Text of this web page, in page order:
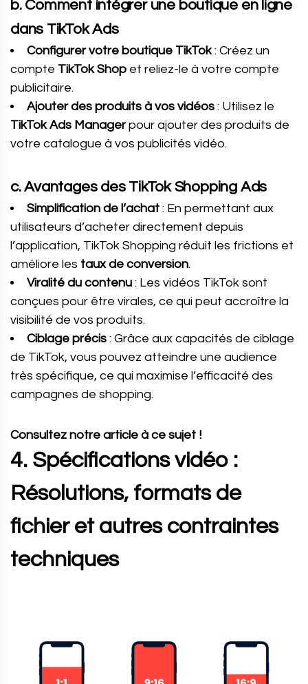
b. Comment intégrer une boutique en ligne
dans TikTok Ads
Configurer votre boutique TikTok: Créez un
compte TikTok Shop et reliez-le à votre compte
publicitaire.
Ajouter des produits à vos vidéos : Utilisez le
TikTok Ads Managerpour ajouter des produits de
votre catalogue à vos publicités vidéo.
c. Avantages des TikTok Shopping Ads
Simplification de l’achat : En permettant aux
utilisateurs d’acheter directement depuis
l’application, TikTok Shopping réduit les frictions et
améliore les taux de conversion.
Viralité du contenu : Les vidéos TikTok sont
conçues pour être virales, ce qui peut accroître la
visibilité de vos produits.
Ciblage précis : Grâce aux capacités de ciblage
de TikTok, vous pouvez atteindre une audience
très spécifique, ce qui maximise l’efficacité des
campagnes de shopping.
Consultez notre article à ce sujet !
4. Spécifications vidéo :
Résolutions, formats de
fichier et autres contraintes
techniques